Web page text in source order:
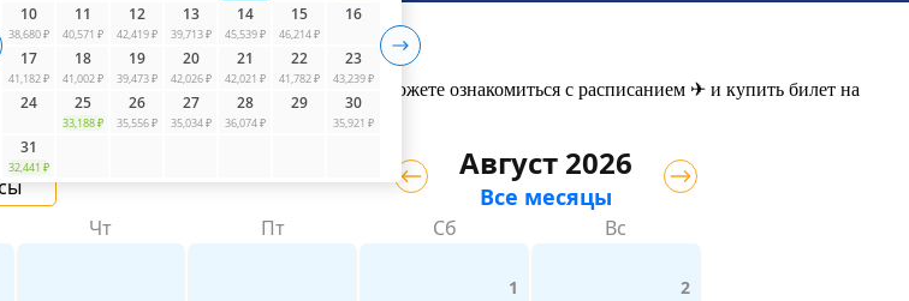
10
38,680 ₽
11
40,571 ₽
12
42,419 ₽
13
39,713 ₽
14
45,539 ₽
15
46,214 ₽
16
17
41,182 ₽
18
41,002 ₽
19
39,473 ₽
20
42,026 ₽
21
42,021 ₽
22
41,782 ₽
23
43,239 ₽
24 25
33,188 ₽
26
35,556 ₽
27
35,034 ₽
28
36,074 ₽
29 30
35,921 ₽
31
32,441 ₽
поможет UniTicket.ru. На сайте вы можете ознакомиться с расписанием ✈ и купить билет на
Август 2026
Все месяцы
Чт Пт Сб Вс
1 2